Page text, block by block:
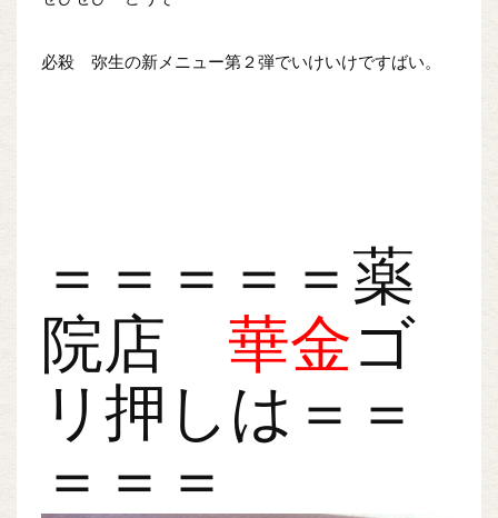
必殺 弥生の新メニュー第２弾でいけいけですばい。
＝＝＝＝＝薬
院店 華金ゴ
リ押しは＝＝
＝＝＝